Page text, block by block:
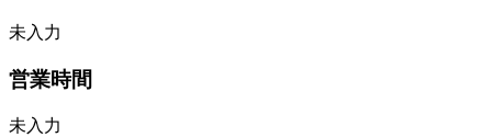
未入力
営業時間
未入力